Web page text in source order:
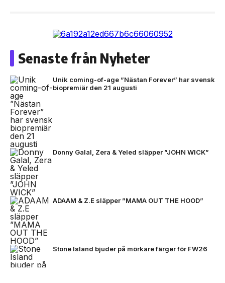
Senaste från Nyheter
Unik coming-of-age ”Nästan Forever” har svensk
biopremiär den 21 augusti
Donny Galal, Zera & Yeled släpper ”JOHN WICK”
ADAAM & Z.E släpper ”MAMA OUT THE HOOD”
Stone Island bjuder på mörkare färger för FW26